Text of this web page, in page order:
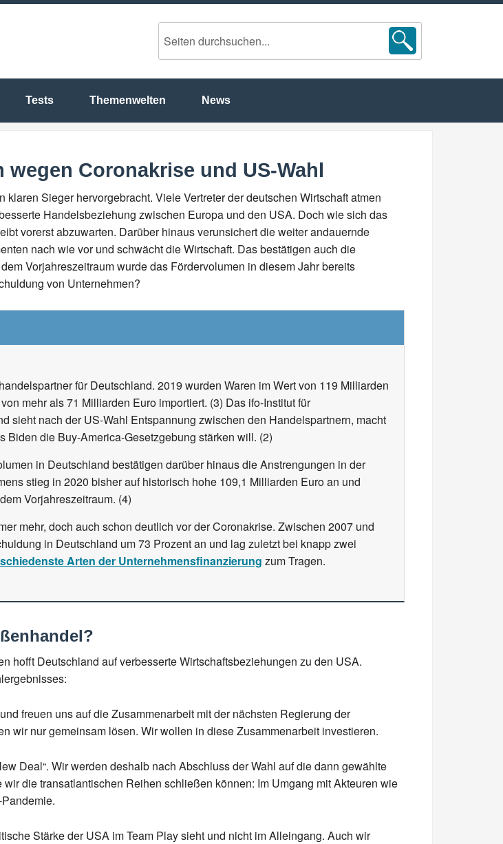
Tests Themenwelten News
Coronakrise und US-Wahl
Sieger hervorgebracht. Viele Vertreter der deutschen Wirtschaft atmen
Handelsbeziehung zwischen Europa und den USA. Doch wie sich das
vorerst abzuwarten. Darüber hinaus verunsichert die weiter andauernde
nach wie vor und schwächt die Wirtschaft. Das bestätigen auch die
Vorjahreszeitraum wurde das Fördervolumen in diesem Jahr bereits
von Unternehmen?
für Deutschland. 2019 wurden Waren im Wert von 119 Milliarden
mehr als 71 Milliarden Euro importiert. (3) Das ifo-Institut für
sieht nach der US-Wahl Entspannung zwischen den Handelspartnern, macht
Biden die Buy-America-Gesetzgebung stärken will. (2)
in Deutschland bestätigen darüber hinaus die Anstrengungen in der
stieg in 2020 bisher auf historisch hohe 109,1 Milliarden Euro an und
Vorjahreszeitraum. (4)
mehr, doch auch schon deutlich vor der Coronakrise. Zwischen 2007 und
in Deutschland um 73 Prozent an und lag zuletzt bei knapp zwei
Arten der Unternehmensfinanzierung zum Tragen.
hofft Deutschland auf verbesserte Wirtschaftsbeziehungen zu den USA.
freuen uns auf die Zusammenarbeit mit der nächsten Regierung der
wir nur gemeinsam lösen. Wir wollen in diese Zusammenarbeit investieren.
Deal“. Wir werden deshalb nach Abschluss der Wahl auf die dann gewählte
die transatlantischen Reihen schließen können: Im Umgang mit Akteuren wie
Stärke der USA im Team Play sieht und nicht im Alleingang. Auch wir